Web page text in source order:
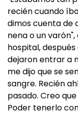
recién cuando
dimos cuenta de
nena o un
hospital,
dejaron entrar a
me dijo que se
sangre. Recién
pasado. Creo
Poder tenerlo